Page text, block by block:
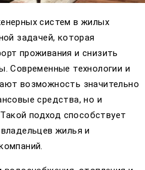
систем в жилых
задачей, которая
проживания и снизить
Современные технологии и
возможность значительно
средства, но и
подход способствует
жилья и